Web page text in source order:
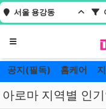
서울 용강동
메뉴
공지(필독) 홈케어
아로마 지역별 인